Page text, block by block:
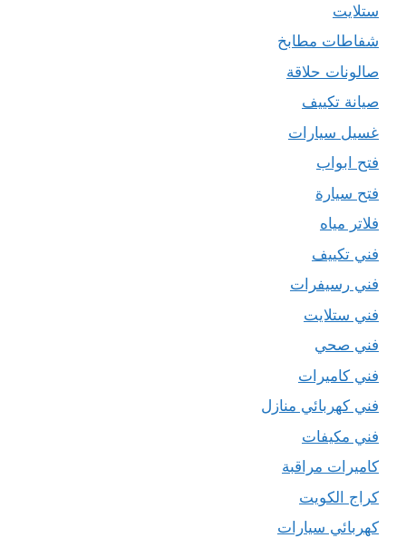
ستلايت
شفاطات مطابخ
صالونات حلاقة
صيانة تكييف
غسيل سيارات
فتح ابواب
فتح سيارة
فلاتر مياه
فني تكييف
فني رسيفرات
فني ستلايت
فني صحي
فني كاميرات
فني كهربائي منازل
فني مكيفات
كاميرات مراقبة
كراج الكويت
كهربائي سيارات